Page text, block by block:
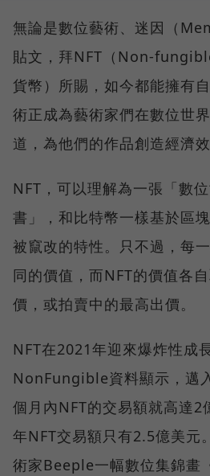
無論是數位藝術、迷因（
貼文，拜NFT（Non-
貨幣）所賜，如今都能擁有
術正成為藝術家們在數位世
道，為他們的作品創造經濟效
NFT，可以理解為一張「數
書」，和比特幣一樣基於區
被竄改的特性。只不過，每
同的價值，而NFT的價值各
價，或拍賣中的最高出價。
NFT在2021年迎來爆炸性成
NonFungible資料顯示，邁
個月內NFT的交易額就高達2
年NFT交易額只有2.5億美元
術家Beeple一幅數位集錦畫